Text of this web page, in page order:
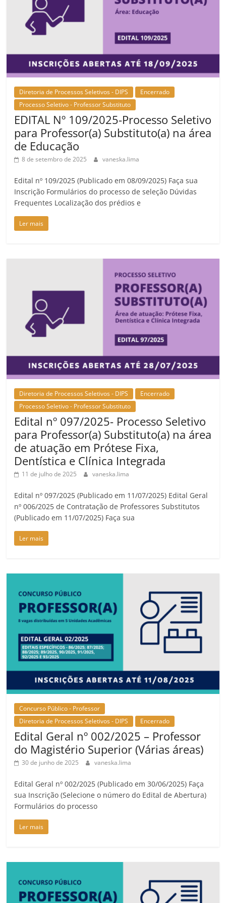
Diretoria de Processos Seletivos - DIPS
Encerrado
Processo Seletivo - Professor Substituto
EDITAL Nº 109/2025-Processo Seletivo
para Professor(a) Substituto(a) na área
de Educação
8 de setembro de 2025 vaneska.lima
Edital nº 109/2025 (Publicado em 08/09/2025) Faça sua
Inscrição Formulários do processo de seleção Dúvidas
Frequentes Localização dos prédios e
Ler mais
Diretoria de Processos Seletivos - DIPS
Encerrado
Processo Seletivo - Professor Substituto
Edital nº 097/2025- Processo Seletivo
para Professor(a) Substituto(a) na área
de atuação em Prótese Fixa,
Dentística e Clínica Integrada
11 de julho de 2025 vaneska.lima
Edital nº 097/2025 (Publicado em 11/07/2025) Edital Geral
nº 006/2025 de Contratação de Professores Substitutos
(Publicado em 11/07/2025) Faça sua
Ler mais
Concurso Público - Professor
Diretoria de Processos Seletivos - DIPS
Encerrado
Edital Geral nº 002/2025 – Professor
do Magistério Superior (Várias áreas)
30 de junho de 2025 vaneska.lima
Edital Geral nº 002/2025 (Publicado em 30/06/2025) Faça
sua Inscrição (Selecione o número do Edital de Abertura)
Formulários do processo
Ler mais